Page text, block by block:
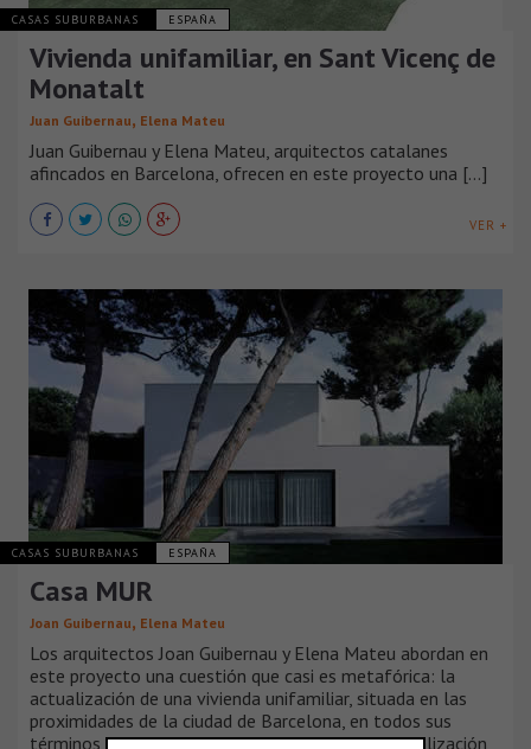
CASAS SUBURBANAS ESPAÑA
Vivienda unifamiliar, en Sant Vicenç de
Monatalt
Juan Guibernau, Elena Mateu
Juan Guibernau y Elena Mateu, arquitectos catalanes
afincados en Barcelona, ofrecen en este proyecto una [...]
VER +
CASAS SUBURBANAS ESPAÑA
Casa MUR
Joan Guibernau, Elena Mateu
Los arquitectos Joan Guibernau y Elena Mateu abordan en
este proyecto una cuestión que casi es metafórica: la
actualización de una vivienda unifamiliar, situada en las
proximidades de la ciudad de Barcelona, en todos sus
términos, de programa, de instalaciones, de formalización